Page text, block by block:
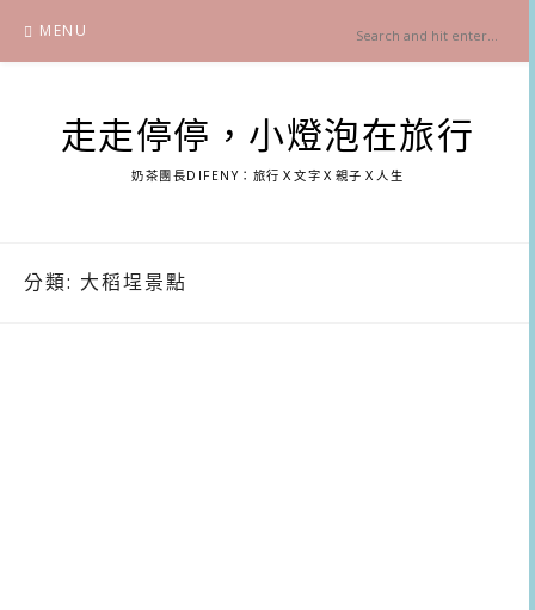
content
MENU
走走停停，小燈泡在旅行
奶茶團長DIFENY：旅行Ｘ文字Ｘ親子Ｘ人生
分類: 大稻埕景點